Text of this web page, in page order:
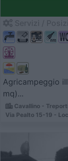
Agricampeggio
mq)...
Cavallino -
Via Pealto 15-19 -